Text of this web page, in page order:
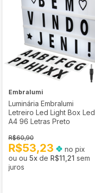
Embralumi
Luminária Embralumi
Letreiro Led Light Box Led
A4 96 Letras Preto
R$60,90
R$53,23
no pix
5x de R$11,21 sem
juros